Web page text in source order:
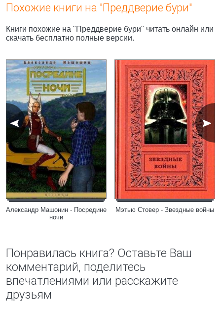
Похожие книги на "Преддверие бури"
Книги похожие на "Преддверие бури" читать онлайн или
скачать бесплатно полные версии.
Александр Машонин - Посредине
ночи
Мэтью Стовер - Звездные войны
Понравилась книга? Оставьте Ваш
комментарий, поделитесь
впечатлениями или расскажите
друзьям